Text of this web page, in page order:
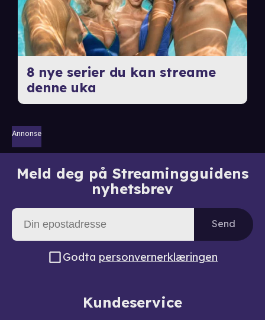
8 nye serier du kan streame
denne uka
Annonse
Meld deg på Streamingguidens
nyhetsbrev
Send
Godta personvernerklæringen
Kundeservice